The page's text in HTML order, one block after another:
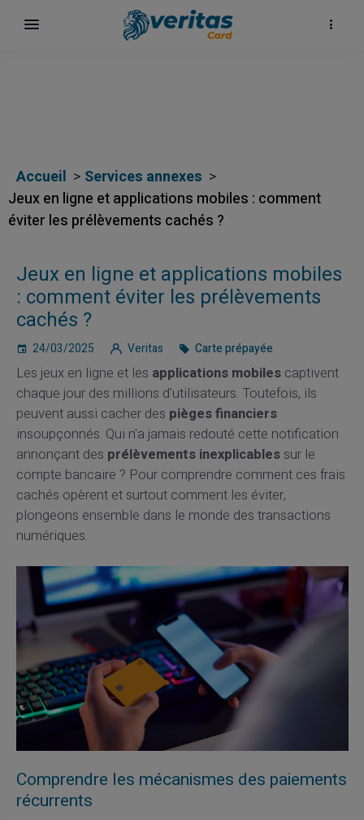
Accueil
Services annexes
Jeux en ligne et applications mobiles : comment
éviter les prélèvements cachés ?
Jeux en ligne et applications mobiles
: comment éviter les prélèvements
cachés ?
24/03/2025 Veritas Carte prépayée
Les jeux en ligne et les applications mobilescaptivent
chaque jour des millions d'utilisateurs. Toutefois, ils
peuvent aussi cacher des pièges financiers
insoupçonnés. Qui n'a jamais redouté cette notification
annonçant des prélèvements inexplicablessur le
compte bancaire ? Pour comprendre comment ces frais
cachés opèrent et surtout comment les éviter,
plongeons ensemble dans le monde des transactions
numériques.
Comprendre les mécanismes des paiements
récurrents